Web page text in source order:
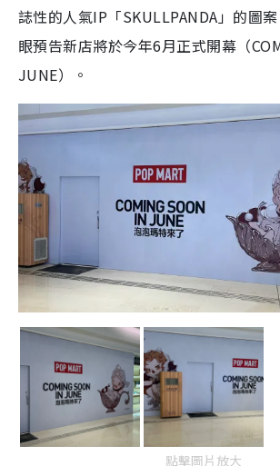
誌性的人氣IP「SKULLPANDA」的圖
眼預告新店將於今年6月正式開幕（
JUNE）。
點擊圖片放大